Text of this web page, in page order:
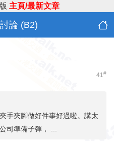
主頁/最新文章
論 (B2)
41#
手夾腳做好件事好過啦。講太
司準備子彈， ...